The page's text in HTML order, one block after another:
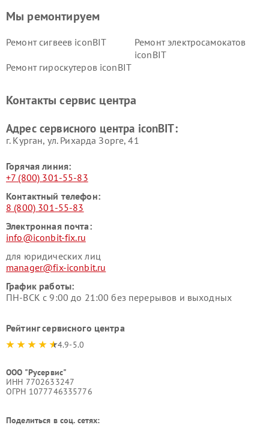
Мы ремонтируем
Ремонт сигвеев iconBIT
Ремонт электросамокатов
iconBIT
Ремонт гироскутеров iconBIT
Контакты сервис центра
Адрес сервисного центра iconBIT:
г. Курган, ул. Рихарда Зорге, 41
Горячая линия:
+7 (800) 301-55-83
Контактный телефон:
8 (800) 301-55-83
Электронная почта:
info@iconbit-fix.ru
для юридических лиц
manager@fix-iconbit.ru
График работы:
ПН-ВСК с 9:00 до 21:00 без перерывов и выходных
Рейтинг сервисного центра
4.9-5.0
ООО "Русервис"
ИНН 7702633247
ОГРН 1077746335776
Поделиться в соц. сетях: